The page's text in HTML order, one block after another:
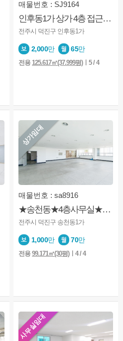
매물번호 : SJ9164
인후동1가 상가 4층 접근성좋은 위치 업무용 학원용 적합 / 실매물 / 상담환영
전주시 덕진구 인후동1가
2,000만 65만
전용 125.617㎡(37.999평)ㅣ5 / 4
상가임대
매물번호 : sa8916
★송천동★4층사무실★깔끔★내부화장실★주차가능
전주시 덕진구 송천동1가
1,000만 70만
전용99.171㎡(30평)ㅣ4 / 4
사무실임대